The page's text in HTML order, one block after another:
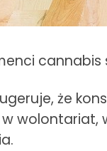
że
wolontariat,